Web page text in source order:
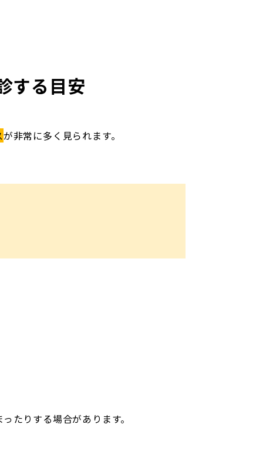
する目安
が非常に多く見られます。
たりする場合があります。